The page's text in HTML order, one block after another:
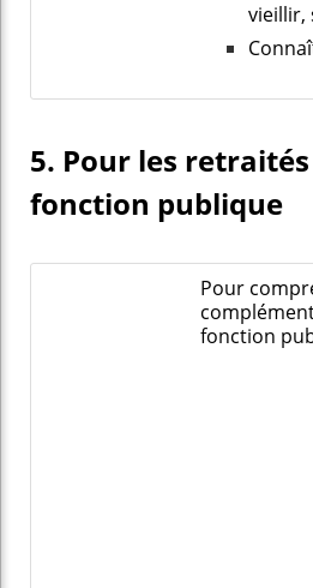
vieillir,
5. Pour les
fonction publique
Pour
fonction